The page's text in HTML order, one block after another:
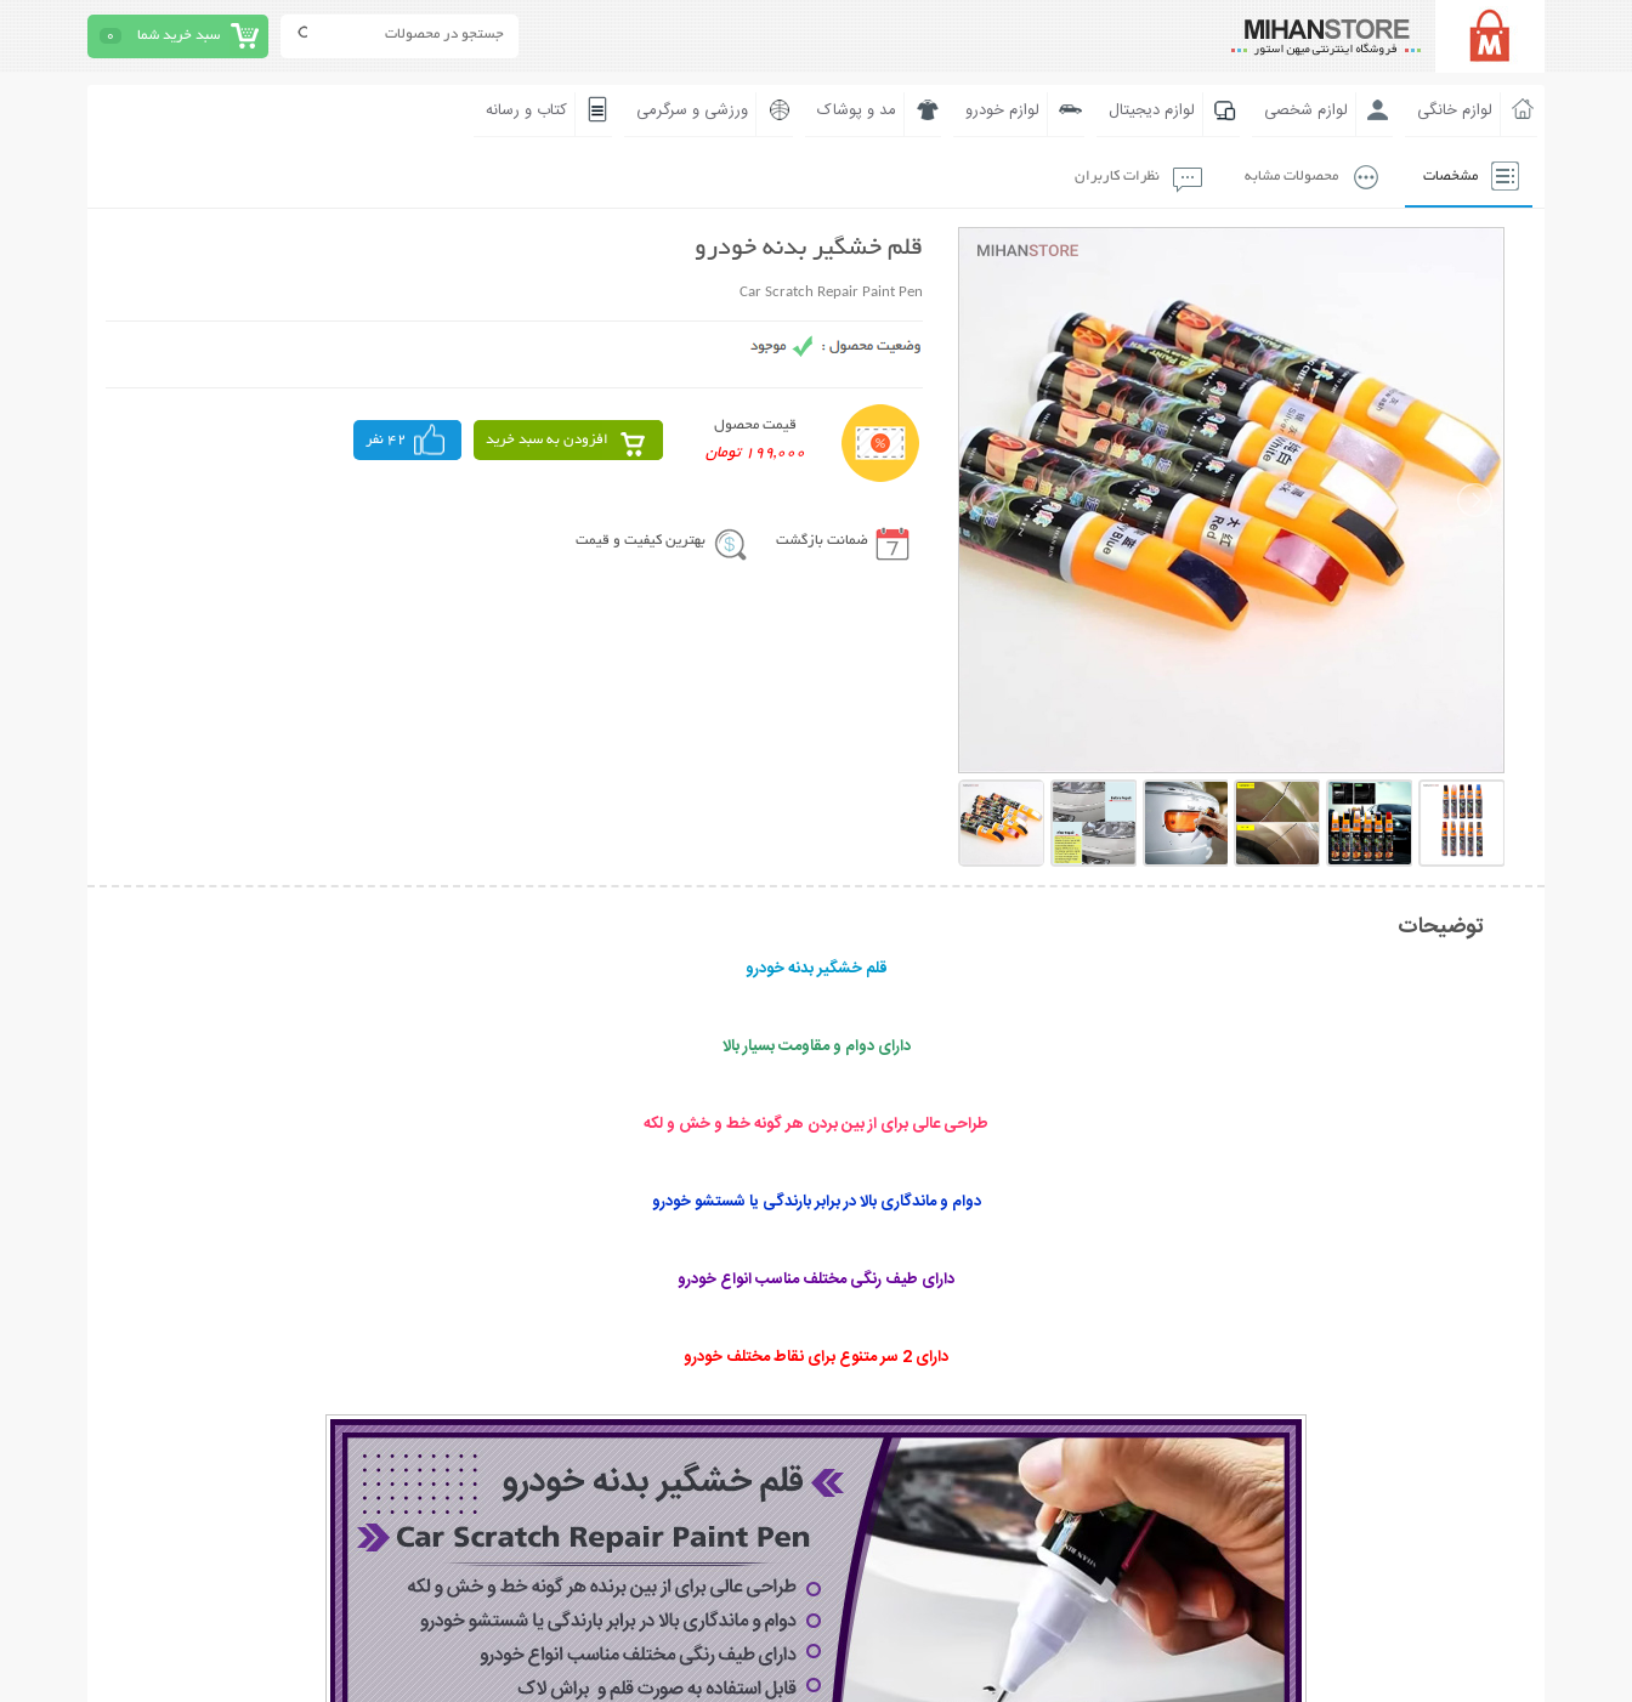
سبد خرید شما 0
لوازم خانگی لوازم شخصی لوازم دیجیتال لوازم خودرو مد و پوشاک ورزشی و سرگرمی کتاب و رسانه
مشخصات محصولات مشابه نظرات کاربران
قلم خشگیر بدنه خودرو
Car Scratch Repair Paint Pen
قیمت محصول
199,000 تومان
افزودن به سبد خرید 42 نفر
ضمانت بازگشت بهترین کیفیت و قیمت
توضیحات
قلم خشگیر بدنه خودرو
دارای دوام و مقاومت بسیار بالا
طراحی عالی برای از بین بردن هر گونه خط و خش و لکه
دوام و ماندگاری بالا در برابر بارندگی یا شستشو خودرو
دارای طیف رنگی مختلف مناسب انواع خودرو
دارای 2 سر متنوع برای نقاط مختلف خودرو